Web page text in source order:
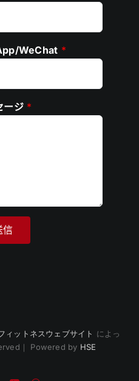
WeChat *
ージ *
ィットネスウェブサイト によっ
｜ Powered by HSE